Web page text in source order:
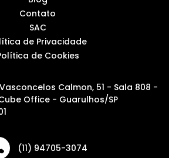
Contato
SAC
de Privacidade
de Cookies
Calmon, 51 - Sala 808 -
Office - Guarulhos/SP
(11) 94705-3074